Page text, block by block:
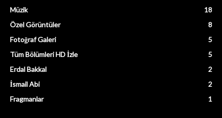
Müzik
18
Özel Görüntüler
8
Fotoğraf Galeri
5
Tüm Bölümleri HD İzle
5
Erdal Bakkal
2
İsmail Abi
2
Fragmanlar
1